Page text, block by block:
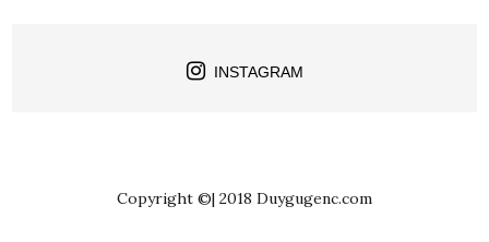
INSTAGRAM
Copyright ©| 2018 Duygugenc.com